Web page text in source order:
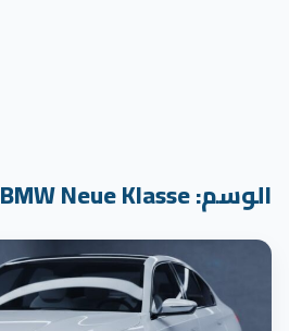
الوسم:BMW Neue Klasse